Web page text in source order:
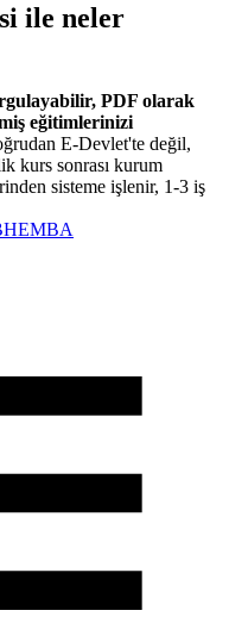
ile neler
PDF olarak
eğitimlerinizi
E-Devlet'te değil,
kurs sonrası kurum
sisteme işlenir, 1-3 iş
HEMBA